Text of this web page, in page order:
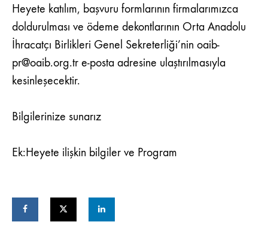
Heyete katılım, başvuru formlarının firmalarımızca
doldurulması ve ödeme dekontlarının Orta Anadolu
İhracatçı Birlikleri Genel Sekreterliği’nin oaib-
pr@oaib.org.tr e-posta adresine ulaştırılmasıyla
kesinleşecektir.
Bilgilerinize sunarız
Ek:Heyete ilişkin bilgiler ve Program